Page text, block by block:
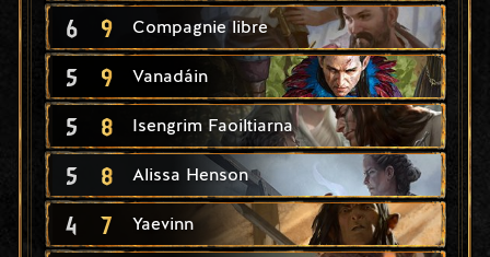
6 9 Compagnie libre
5 9 Vanadáin
5 8 Isengrim Faoiltiarna
5 8 Alissa Henson
4 7 Yaevinn